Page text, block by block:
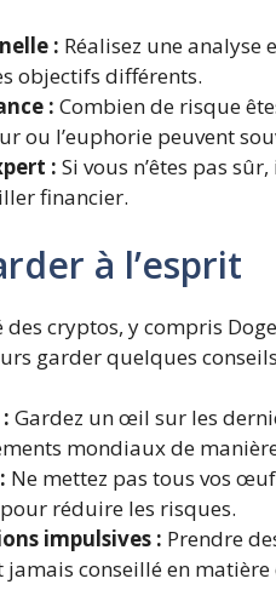
: Réalisez une
objectifs différents.
: Combien de risque
ou l’euphorie peuvent
: Si vous n’êtes pas
financier.
à l’esprit
cryptos, y compris
garder quelques
Gardez un œil sur les
mondiaux de
Ne mettez pas tous vos
réduire les risques.
impulsives : Prendre
jamais conseillé en matière